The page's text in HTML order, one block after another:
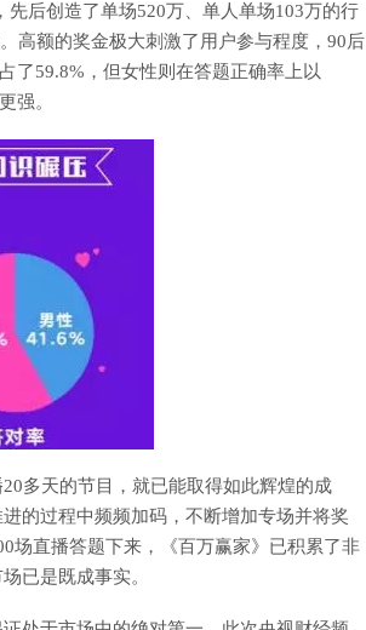
后创造了单场520万、单人单场103万的行
高额的奖金极大刺激了用户参与程度，90后
了59.8%，但女性则在答题正确率上以
强。
多天的节目，就已能取得如此辉煌的成
的过程中频频加码，不断增加专场并将奖
场直播答题下来，《百万赢家》已积累了非
已是既成事实。